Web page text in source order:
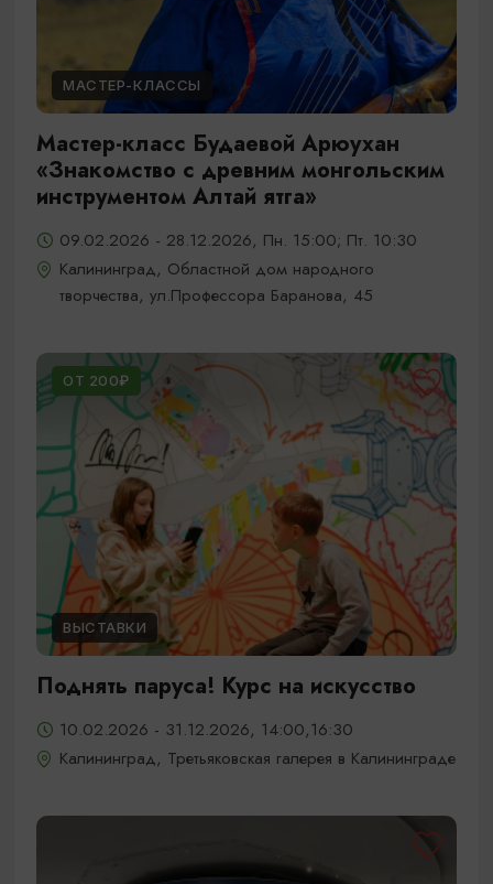
МАСТЕР-КЛАССЫ
Мастер-класс Будаевой Арюухан
«Знакомство с древним монгольским
инструментом Алтай ятга»
09.02.2026 - 28.12.2026, Пн. 15:00; Пт. 10:30
Калининград, Областной дом народного
творчества, ул.Профессора Баранова, 45
ОТ 200₽
ВЫСТАВКИ
Поднять паруса! Курс на искусство
10.02.2026 - 31.12.2026, 14:00,16:30
Калининград, Третьяковская галерея в Калининграде